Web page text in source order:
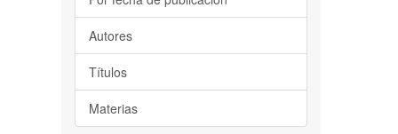
Autores
Títulos
Materias